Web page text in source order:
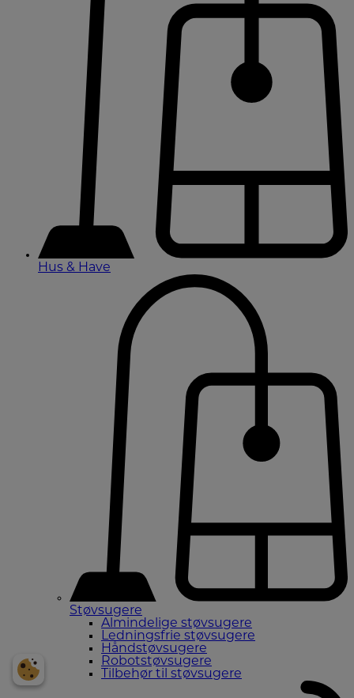
Hus & Have
Støvsugere
Almindelige støvsugere
Ledningsfrie støvsugere
Håndstøvsugere
Robotstøvsugere
Tilbehør til støvsugere